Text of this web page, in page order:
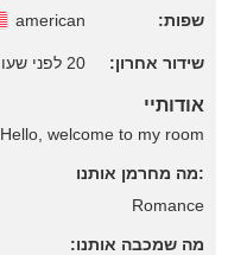
שפות: american
שידור אחרון: 20 לפני שעות
אודותיי
Hello, welcome to my room!
:מה מחרמן אותנו
Romance
מה שמכבה אותנו: